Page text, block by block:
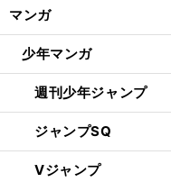
マンガ
少年マンガ
週刊少年ジャンプ
ジャンプSQ
Vジャンプ